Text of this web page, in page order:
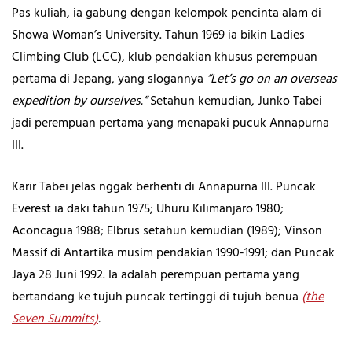
Pas kuliah, ia gabung dengan kelompok pencinta alam di
Showa Woman’s University. Tahun 1969 ia bikin Ladies
Climbing Club (LCC), klub pendakian khusus perempuan
pertama di Jepang, yang slogannya “Let’s go on an overseas
expedition by ourselves.”Setahun kemudian, Junko Tabei
jadi perempuan pertama yang menapaki pucuk Annapurna
III.
Karir Tabei jelas nggak berhenti di Annapurna III. Puncak
Everest ia daki tahun 1975; Uhuru Kilimanjaro 1980;
Aconcagua 1988; Elbrus setahun kemudian (1989); Vinson
Massif di Antartika musim pendakian 1990-1991; dan Puncak
Jaya 28 Juni 1992. Ia adalah perempuan pertama yang
bertandang ke tujuh puncak tertinggi di tujuh benua(the
Seven Summits).